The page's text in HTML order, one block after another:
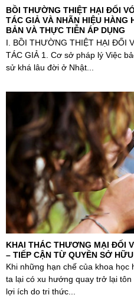
BỒI THƯỜNG THIỆT HẠI ĐỐI
TÁC GIẢ VÀ NHÃN HIỆU HÀNG
BẢN VÀ THỰC TIỄN ÁP DỤNG
I. BỒI THƯỜNG THIỆT HẠI ĐỐI
TÁC GIẢ 1. Cơ sở pháp lý Việc
sử khá lâu đời ở Nhật...
KHAI THÁC THƯƠNG MẠI ĐỐI
– TIẾP CẬN TỪ QUYỀN SỞ
Khi những hạn chế của khoa
ta lại có xu hướng quay trở lại
lợi ích do tri thức...